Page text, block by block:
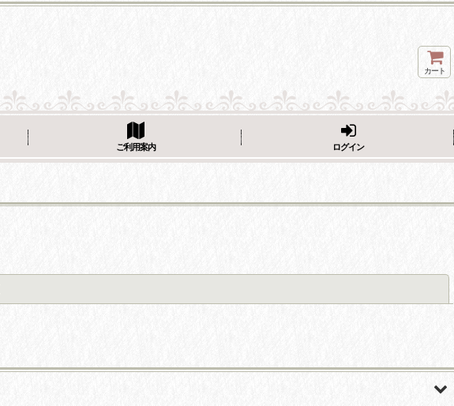
カート
ご利用案内 ログイン